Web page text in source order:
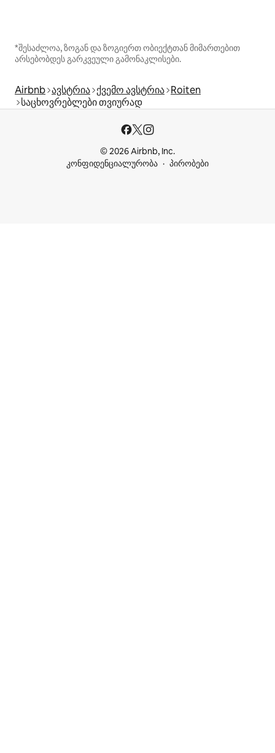
*შესაძლოა, ზოგან და ზოგიერთ ობიექტთან მიმართებით
არსებობდეს გარკვეული გამონაკლისები.
Airbnb ავსტრია ქვემო ავსტრია Roiten
საცხოვრებლები თვიურად
© 2026 Airbnb, Inc.
კონფიდენციალურობა
პირობები